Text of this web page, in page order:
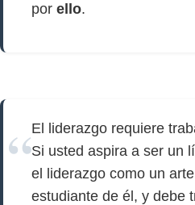
por ello.
El liderazgo requiere
Si usted aspira a ser un
el liderazgo como un
estudiante de él, y debe